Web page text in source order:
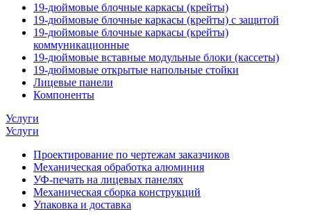
19-дюймовые блочные каркасы (крейты)
19-дюймовые блочные каркасы (крейты) с защитой
19-дюймовые блочные каркасы (крейты)
коммуникационные
19-дюймовые вставные модульные блоки (кассеты)
19-дюймовые открытые напольные стойки
Лицевые панели
Компоненты
Услуги
Услуги
Проектирование по чертежам заказчиков
Механическая обработка алюминия
УФ-печать на лицевых панелях
Механическая сборка конструкций
Упаковка и доставка